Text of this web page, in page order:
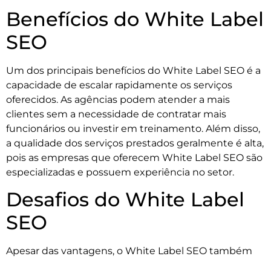
Benefícios do White Label
SEO
Um dos principais benefícios do White Label SEO é a
capacidade de escalar rapidamente os serviços
oferecidos. As agências podem atender a mais
clientes sem a necessidade de contratar mais
funcionários ou investir em treinamento. Além disso,
a qualidade dos serviços prestados geralmente é alta,
pois as empresas que oferecem White Label SEO são
especializadas e possuem experiência no setor.
Desafios do White Label
SEO
Apesar das vantagens, o White Label SEO também